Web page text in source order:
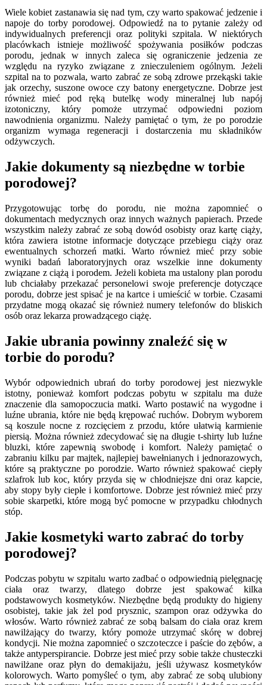
Wiele kobiet zastanawia się nad tym, czy warto spakować jedzenie i
napoje do torby porodowej. Odpowiedź na to pytanie zależy od
indywidualnych preferencji oraz polityki szpitala. W niektórych
placówkach istnieje możliwość spożywania posiłków podczas
porodu, jednak w innych zaleca się ograniczenie jedzenia ze
względu na ryzyko związane z znieczuleniem ogólnym. Jeżeli
szpital na to pozwala, warto zabrać ze sobą zdrowe przekąski takie
jak orzechy, suszone owoce czy batony energetyczne. Dobrze jest
również mieć pod ręką butelkę wody mineralnej lub napój
izotoniczny, który pomoże utrzymać odpowiedni poziom
nawodnienia organizmu. Należy pamiętać o tym, że po porodzie
organizm wymaga regeneracji i dostarczenia mu składników
odżywczych.
Jakie dokumenty są niezbędne w torbie
porodowej?
Przygotowując torbę do porodu, nie można zapomnieć o
dokumentach medycznych oraz innych ważnych papierach. Przede
wszystkim należy zabrać ze sobą dowód osobisty oraz kartę ciąży,
która zawiera istotne informacje dotyczące przebiegu ciąży oraz
ewentualnych schorzeń matki. Warto również mieć przy sobie
wyniki badań laboratoryjnych oraz wszelkie inne dokumenty
związane z ciążą i porodem. Jeżeli kobieta ma ustalony plan porodu
lub chciałaby przekazać personelowi swoje preferencje dotyczące
porodu, dobrze jest spisać je na kartce i umieścić w torbie. Czasami
przydatne mogą okazać się również numery telefonów do bliskich
osób oraz lekarza prowadzącego ciążę.
Jakie ubrania powinny znaleźć się w
torbie do porodu?
Wybór odpowiednich ubrań do torby porodowej jest niezwykle
istotny, ponieważ komfort podczas pobytu w szpitalu ma duże
znaczenie dla samopoczucia matki. Warto postawić na wygodne i
luźne ubrania, które nie będą krępować ruchów. Dobrym wyborem
są koszule nocne z rozcięciem z przodu, które ułatwią karmienie
piersią. Można również zdecydować się na długie t-shirty lub luźne
bluzki, które zapewnią swobodę i komfort. Należy pamiętać o
zabraniu kilku par majtek, najlepiej bawełnianych i jednorazowych,
które są praktyczne po porodzie. Warto również spakować ciepły
szlafrok lub koc, który przyda się w chłodniejsze dni oraz kapcie,
aby stopy były ciepłe i komfortowe. Dobrze jest również mieć przy
sobie skarpetki, które mogą być pomocne w przypadku chłodnych
stóp.
Jakie kosmetyki warto zabrać do torby
porodowej?
Podczas pobytu w szpitalu warto zadbać o odpowiednią pielęgnację
ciała oraz twarzy, dlatego dobrze jest spakować kilka
podstawowych kosmetyków. Niezbędne będą produkty do higieny
osobistej, takie jak żel pod prysznic, szampon oraz odżywka do
włosów. Warto również zabrać ze sobą balsam do ciała oraz krem
nawilżający do twarzy, który pomoże utrzymać skórę w dobrej
kondycji. Nie można zapomnieć o szczoteczce i paście do zębów, a
także antyperspirancie. Dobrze jest mieć przy sobie także chusteczki
nawilżane oraz płyn do demakijażu, jeśli używasz kosmetyków
kolorowych. Warto pomyśleć o tym, aby zabrać ze sobą ulubiony